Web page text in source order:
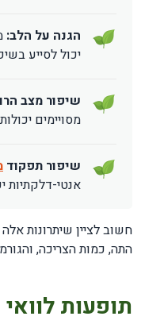
הגנה על הלב:
יכול לסייע
שיפור מצב
מסויימים
שיפור תפקוד
אנטי-דלקתיות
חשוב לציין שיתרונות
התה, כמות הצריכה,
תופעות לוואי